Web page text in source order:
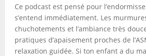
Ce podcast est pensé pour
s’entend immédiatement. Les
chuchotements et l’ambiance très
pratiques d’apaisement proches de
relaxation guidée. Si ton enfant a du